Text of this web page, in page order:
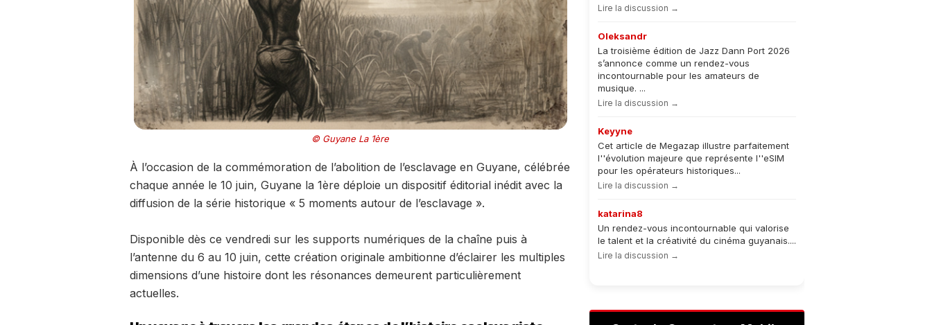
© Guyane La 1ère
À l’occasion de la commémoration de l’abolition de l’esclavage en Guyane, célébrée
chaque année le 10 juin, Guyane la 1ère déploie un dispositif éditorial inédit avec la
diffusion de la série historique « 5 moments autour de l’esclavage ».
Disponible dès ce vendredi sur les supports numériques de la chaîne puis à
l’antenne du 6 au 10 juin, cette création originale ambitionne d’éclairer les multiples
dimensions d’une histoire dont les résonances demeurent particulièrement
actuelles.
Lire la discussion →
Oleksandr
La troisième édition de Jazz Dann Port 2026
s’annonce comme un rendez-vous
incontournable pour les amateurs de
musique. ...
Lire la discussion →
Keyyne
Cet article de Megazap illustre parfaitement
l''évolution majeure que représente l''eSIM
pour les opérateurs historiques...
Lire la discussion →
katarina8
Un rendez-vous incontournable qui valorise
le talent et la créativité du cinéma guyanais....
Lire la discussion →